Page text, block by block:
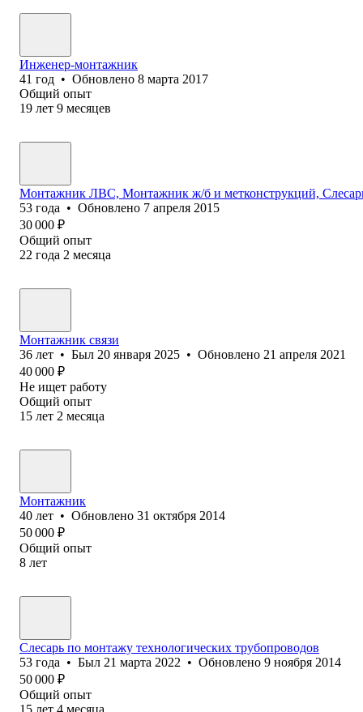
Инженер-монтажник
41 год • Обновлено 8 марта 2017
Общий опыт
19 лет 9 месяцев
Монтажник ЛВС, Монтажник ж/б и метконструкций,
53 года • Обновлено 7 апреля 2015
30 000 ₽
Общий опыт
22 года 2 месяца
Монтажник связи
36 лет • Был 20 января 2025 • Обновлено 21 апреля 2021
40 000 ₽
Не ищет работу
Общий опыт
15 лет 2 месяца
Монтажник
40 лет • Обновлено 31 октября 2014
50 000 ₽
Общий опыт
8 лет
Слесарь по монтажу технологических трубопроводов
53 года • Был 21 марта 2022 • Обновлено 9 ноября 2014
50 000 ₽
Общий опыт
15 лет 4 месяца